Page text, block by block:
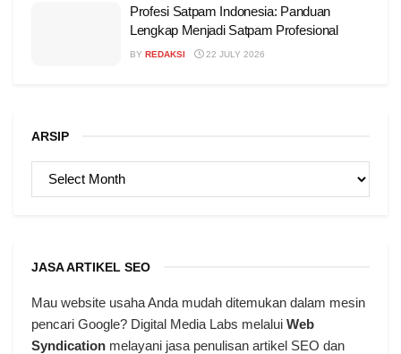
Profesi Satpam Indonesia: Panduan
Lengkap Menjadi Satpam Profesional
BY REDAKSI 22 JULY 2026
ARSIP
ARSIP
JASA ARTIKEL SEO
Mau website usaha Anda mudah ditemukan dalam mesin
pencari Google? Digital Media Labs melalui Web
Syndication melayani jasa penulisan artikel SEO dan